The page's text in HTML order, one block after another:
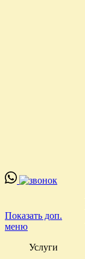
Показать доп.
меню
Услуги